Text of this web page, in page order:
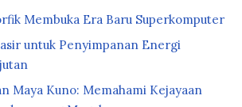
Membuka Era Baru Superkomputer
untuk Penyimpanan Energi
Maya Kuno: Memahami Kejayaan